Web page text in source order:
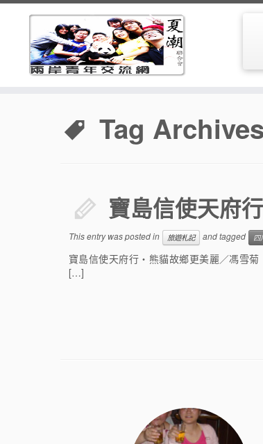
Tag
寶島信使天府
This entry was posted in 旅遊札記 and tagged 四
寶島信使天府行‧熊貓故鄉更美麗／馮雪
[…]